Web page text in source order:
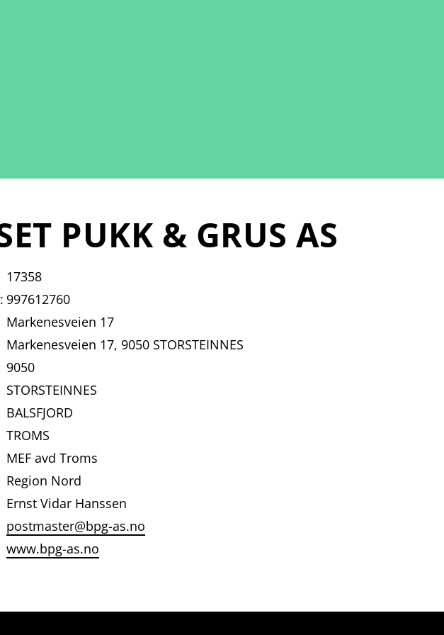
PUKK & GRUS AS
17358
997612760
Markenesveien 17
Markenesveien 17, 9050 STORSTEINNES
9050
STORSTEINNES
BALSFJORD
TROMS
MEF avd Troms
Region Nord
Ernst Vidar Hanssen
postmaster@bpg-as.no
www.bpg-as.no